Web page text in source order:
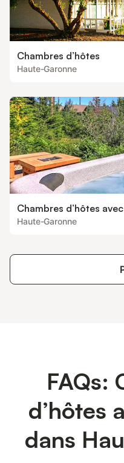
Chambres d’hôtes
Haute-Garonne
Chambres d’hôtes
Haute-Garonne
FAQs:
d’hôtes
dans